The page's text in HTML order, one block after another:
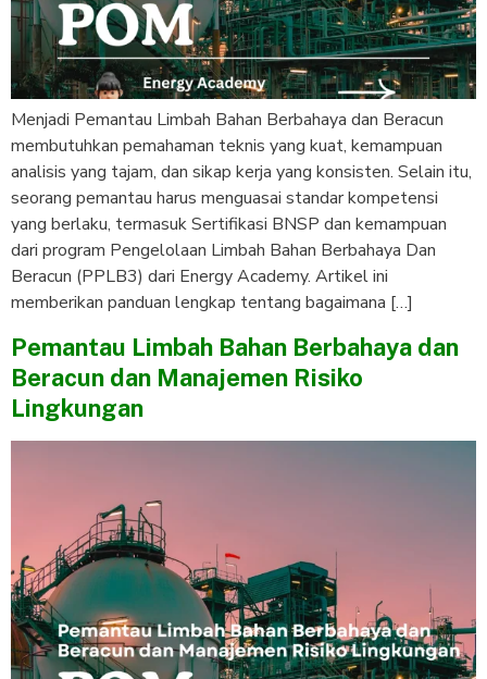
Menjadi Pemantau Limbah Bahan Berbahaya dan Beracun
membutuhkan pemahaman teknis yang kuat, kemampuan
analisis yang tajam, dan sikap kerja yang konsisten. Selain itu,
seorang pemantau harus menguasai standar kompetensi
yang berlaku, termasuk Sertifikasi BNSP dan kemampuan
dari program Pengelolaan Limbah Bahan Berbahaya Dan
Beracun (PPLB3) dari Energy Academy. Artikel ini
memberikan panduan lengkap tentang bagaimana […]
Pemantau Limbah Bahan Berbahaya dan
Beracun dan Manajemen Risiko
Lingkungan